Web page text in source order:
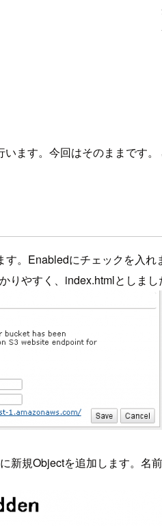
ます。今回はそのままです。
。Enabledにチェックを入
やすく、index.htmlとしま
規Objectを追加します。名